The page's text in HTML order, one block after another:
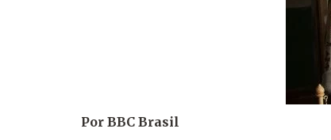
Por BBC Brasil